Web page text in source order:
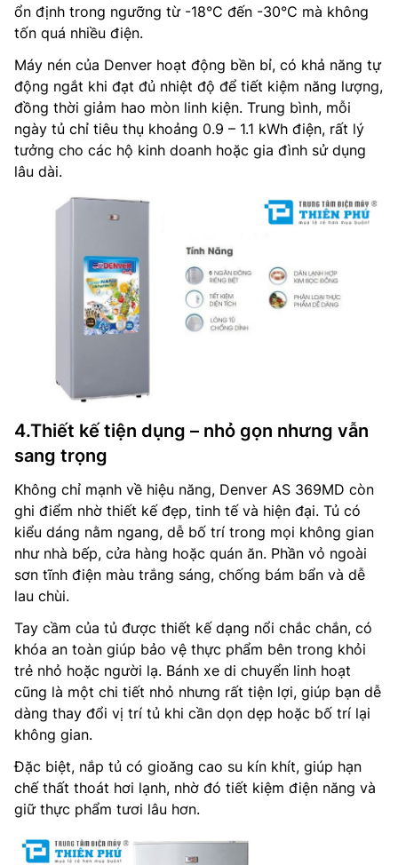
ổn định trong ngưỡng từ -18°C đến -30°C mà không
tốn quá nhiều điện.
Máy nén của Denver hoạt động bền bỉ, có khả năng tự
động ngắt khi đạt đủ nhiệt độ để tiết kiệm năng lượng,
đồng thời giảm hao mòn linh kiện. Trung bình, mỗi
ngày tủ chỉ tiêu thụ khoảng 0.9 – 1.1 kWh điện, rất lý
tưởng cho các hộ kinh doanh hoặc gia đình sử dụng
lâu dài.
4.Thiết kế tiện dụng – nhỏ gọn nhưng vẫn
sang trọng
Không chỉ mạnh về hiệu năng, Denver AS 369MD còn
ghi điểm nhờ thiết kế đẹp, tinh tế và hiện đại. Tủ có
kiểu dáng nằm ngang, dễ bố trí trong mọi không gian
như nhà bếp, cửa hàng hoặc quán ăn. Phần vỏ ngoài
sơn tĩnh điện màu trắng sáng, chống bám bẩn và dễ
lau chùi.
Tay cầm của tủ được thiết kế dạng nổi chắc chắn, có
khóa an toàn giúp bảo vệ thực phẩm bên trong khỏi
trẻ nhỏ hoặc người lạ. Bánh xe di chuyển linh hoạt
cũng là một chi tiết nhỏ nhưng rất tiện lợi, giúp bạn dễ
dàng thay đổi vị trí tủ khi cần dọn dẹp hoặc bố trí lại
không gian.
Đặc biệt, nắp tủ có gioăng cao su kín khít, giúp hạn
chế thất thoát hơi lạnh, nhờ đó tiết kiệm điện năng và
giữ thực phẩm tươi lâu hơn.